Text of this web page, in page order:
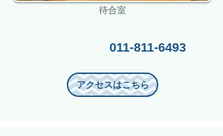
待合室
011-811-6493
アクセスはこちら